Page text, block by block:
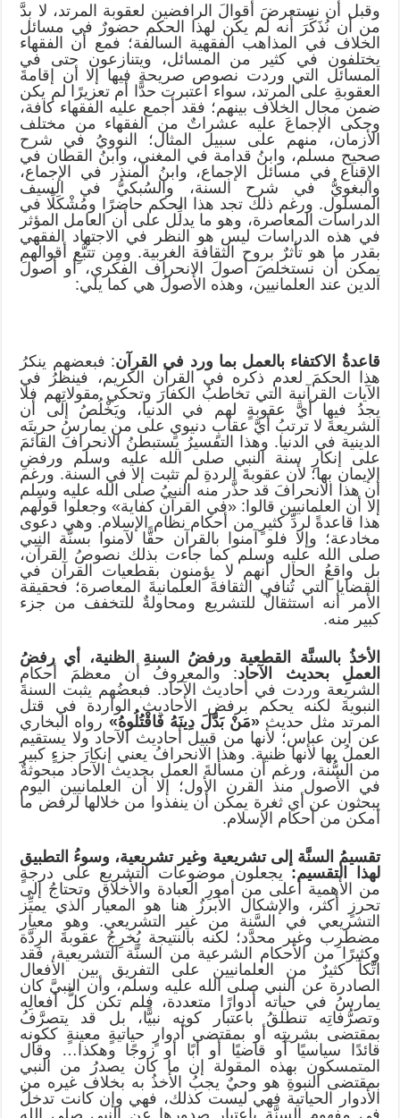
وقبل أن نستعرضَ أقوالَ الرافضين لعقوبة المرتد، لا بدَّ
من أن نُذَكِّرَ أنه لم يكن لهذا الحكم حضورٌ في مسائل
الخلاف في المذاهب الفقهية السالفة؛ فمع أن الفقهاء
يختلفون في كثير من المسائل، ويتنازعون حتى في
المسائل التي وردت نصوص صريحة فيها إلا أن إقامةَ
العقوبةِ على المرتد، سواء اعتبرت حدًّا أم تعزيرًا لم يكن
ضمن مجال الخلاف بينهم؛ فقد أجمع عليه الفقهاء كافة،
وحكى الإجماعَ عليه عشراتٌ من الفقهاء من مختلف
الأزمان، منهم على سبيل المثال؛ النوويُ في شرح
صحيح مسلم، وابنُ قدامة في المغني، وابنُ القطان في
الإقناع في مسائل الإجماع، وابنُ المنذر في الإجماع،
والبغويُّ في شرح السنة، والسُبكيُّ في السيف
المسلول. ورغم ذلك تجد هذا الحكم حاضرًا ومُشْكَلًا في
الدراسات المعاصرة، وهو ما يدلِّل على أن العامل المؤثر
في هذه الدراسات ليس هو النظر في الاجتهاد الفقهي
بقدر ما هو تأثرٌ بروح الثقافة الغربية. ومِن تتبُّعِ أقوالهم
يمكن أن نستخلصَ أصولَ الانحراف الفكري، أو أصولَ
الدين عند العلمانيين، وهذه الأصولُ هي كما يلي:
قاعدةُ الاكتفاء بالعمل بما ورد في القرآن: فبعضهم ينكرُ
هذا الحكمَ لعدم ذكره في القرآن الكريم، فينظرُ في
الآيات القرآنية التي تخاطبُ الكفارَ وتحكي مقولاتِهم فلا
يجدُ فيها أيَّ عقوبةٍ لهم في الدنيا، ويَخْلُصُ إلى أن
الشريعةَ لا ترتبُ أيَّ عقابٍ دنيويٍ على من يمارسُ حريتَه
الدينية في الدنيا. وهذا التفسيرُ يستبطنُ الانحرافَ القائمَ
على إنكارِ سنة النبي صلى الله عليه وسلم ورفضِ
الإيمان بها؛ لأن عقوبةَ الردةِ لم تثبت إلا في السنة. ورغم
أن هذا الانحرافَ قد حذَّر منه النبيُ صلى الله عليه وسلم
إلا أن العلمانيين قالوا: «في القرآن كفاية» وجعلوا قولَهم
هذا قاعدةً لردِّ كثيرٍ من أحكام نظام الإسلام. وهي دعوى
مخادعة؛ وإلا فلو آمنوا بالقرآن حقًّا لآمنوا بسنَّة النبي
صلى الله عليه وسلم كما جاءت بذلك نصوصُ القرآن،
بل واقعُ الحال أنهم لا يؤمنون بقطعيات القرآن في
القضايا التي تُنافي الثقافةَ العلمانيةَ المعاصرة؛ فحقيقة
الأمر أنه استثقالٌ للتشريع ومحاولةٌ للتخفف من جزء
كبير منه.
الأخذُ بالسنَّة القطعية ورفضُ السنةِ الظنية، أي رفضُ
العملِ بحديث الآحاد: والمعروفُ أن معظمَ أحكام
الشريعة وردت في أحاديث الآحاد. فبعضُهم يثبت السنةَ
النبويةَ لكنه يحكم برفض الأحاديث الواردة في قتل
المرتد مثل حديث«مَنْ بَدَّلَ دِينَهُ فَاقْتُلُوهُ» رواه البخاري
عن ابن عباس؛ لأنها من قبيل أحاديث الآحاد ولا يستقيم
العملُ بها لأنها ظنية. وهذا الانحرافُ يعني إنكارَ جزءٍ كبير
من السُّنة، ورغم أن مسألةَ العمل بحديث الآحاد مبحوثةٌ
في الأصول منذ القرن الأول؛ إلا أن العلمانيين اليوم
يبحثون عن أي ثغرة يمكن أن ينفذوا من خلالها لرفض ما
أمكن من أحكام الإسلام.
تقسيمُ السنَّة إلى تشريعية وغير تشريعية، وسوءُ التطبيق
لهذا التقسيم:يجعلون موضوعات التشريع على درجةٍ
من الأهمية أعلى من أمورِ العبادة والأخلاق وتحتاجُ إلى
تحرزٍ أكثر، والإشكال الأبرزُ هنا هو المعيار الذي يميِّز
التشريعي في السَّنة من غير التشريعي. وهو معيار
مضطرِب وغير محدَّد؛ لكنه بالنتيجة يُخرِجُ عقوبةَ الرِدَّة
وكثيرًا من الأحكام الشرعية من السنَّة التشريعية، فقد
اتَّكأ كثيرٌ من العلمانيين على التفريق بين الأفعال
الصادرة عن النبي صلى الله عليه وسلم، وأن النبيَّ كان
يمارسُ في حياته أدوارًا متعددة، فلم تكن كلُّ أفعالِه
وتصرُّفاتِه تنطلقُ باعتبار كونِه نبيًّا، بل قد يتصرَّفُ
بمقتضى بشريتِه أو بمقتضى أدوارٍ حياتيةٍ معينةٍ ككونه
قائدًا سياسيًا أو قاضيًا أو أبًا أو زوجًا وهكذا… وقال
المتمسكون بهذه المقولة إن ما كان يصدرُ من النبي
بمقتضى النبوةِ هو وحيٌ يجبُ الأخذُ به بخلاف غيره من
الأدوار الحياتية فهي ليست كذلك، فهي وإن كانت تدخلُ
في مفهومِ السنَّة باعتبار صدورِها عن النبي صلى الله